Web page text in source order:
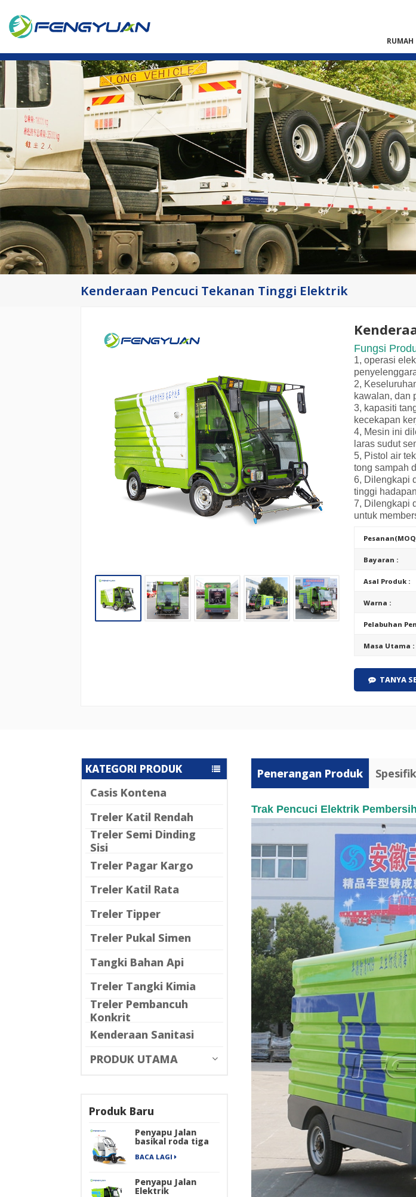
RUMAH
Kenderaan Pencuci Tekanan Tinggi Elektrik
Fungsi
1, operasi
2,
kawalan, dan
3, kapasiti
kecekapan
4, Mesin ini
laras sudut
5, Pistol air
tong sampah
6, Dilengkapi
tinggi
7, Dilengkapi
untuk
Bayaran :
Asal Produk :
Warna :
Pelabuhan
Masa Utama :
TANYA
KATEGORI PRODUK
Casis Kontena
Treler Katil Rendah
Treler Semi Dinding
Sisi
Treler Pagar Kargo
Treler Katil Rata
Treler Tipper
Treler Pukal Simen
Tangki Bahan Api
Treler Tangki Kimia
Treler Pembancuh
Konkrit
Kenderaan Sanitasi
PRODUK UTAMA
Produk Baru
Penyapu Jalan
basikal roda tiga
BACA LAGI
Penyapu Jalan
Elektrik
Penerangan Produk
Trak Pencuci Elektrik